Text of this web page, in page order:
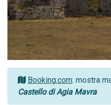
Booking.com: mostra
Castello di Agia Mavra